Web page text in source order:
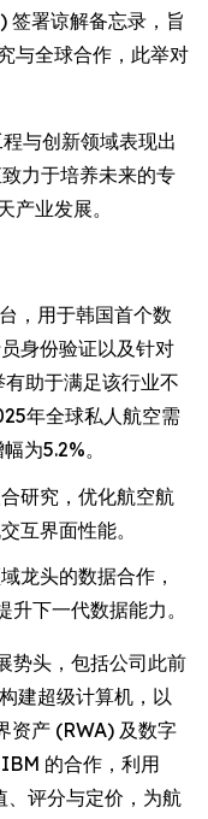
署谅解备忘录，旨
与全球合作，此举对
与创新领域表现出
力于培养未来的专
产业发展。
，用于韩国首个数
身份验证以及针对
助于满足该行业不
年全球私人航空需
为5.2%。
研究，优化航空航
互界面性能。
龙头的数据合作，
下一代数据能力。
头，包括公司此前
建超级计算机，以
资产 (RWA) 及数字
的合作，利用
评分与定价，为航